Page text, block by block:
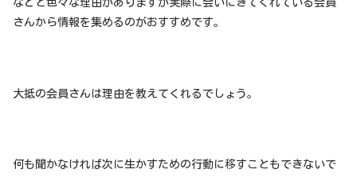
などと色々な理由がありますが実際に会いにきてくれている会員
さんから情報を集めるのがおすすめです。
大抵の会員さんは理由を教えてくれるでしょう。
何も聞かなければ次に生かすための行動に移すこともできないで